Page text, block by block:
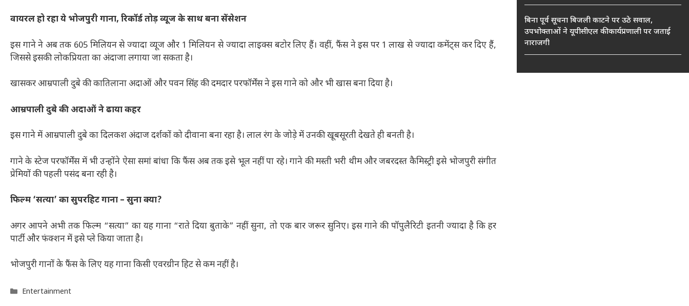
वायरल हो रहा ये भोजपुरी गाना, रिकॉर्ड तोड़ व्यूज के साथ बना सेंसेशन
इस गाने ने अब तक 605 मिलियन से ज्यादा व्यूज और 1 मिलियन से ज्यादा लाइक्स बटोर लिए हैं। वहीं, फैंस ने इस पर 1 लाख से ज्यादा कमेंट्स कर दिए हैं,
जिससे इसकी लोकप्रियता का अंदाजा लगाया जा सकता है।
खासकर आम्रपाली दुबे की कातिलाना अदाओं और पवन सिंह की दमदार परफॉर्मेंस ने इस गाने को और भी खास बना दिया है।
आम्रपाली दुबे की अदाओं ने ढाया कहर
इस गाने में आम्रपाली दुबे का दिलकश अंदाज दर्शकों को दीवाना बना रहा है। लाल रंग के जोड़े में उनकी खूबसूरती देखते ही बनती है।
गाने के स्टेज परफॉर्मेंस में भी उन्होंने ऐसा समां बांधा कि फैंस अब तक इसे भूल नहीं पा रहे। गाने की मस्ती भरी थीम और जबरदस्त कैमिस्ट्री इसे भोजपुरी संगीत
प्रेमियों की पहली पसंद बना रही है।
फिल्म ‘सत्या’ का सुपरहिट गाना – सुना क्या?
अगर आपने अभी तक फिल्म “सत्या” का यह गाना “राते दिया बुताके” नहीं सुना, तो एक बार जरूर सुनिए। इस गाने की पॉपुलैरिटी इतनी ज्यादा है कि हर
पार्टी और फंक्शन में इसे प्ले किया जाता है।
भोजपुरी गानों के फैंस के लिए यह गाना किसी एवरग्रीन हिट से कम नहीं है।
Categories
Entertainment
बिना पूर्व सूचना बिजली काटने पर उठे सवाल,
उपभोक्ताओं ने यूपीसीएल की कार्यप्रणाली पर जताई
नाराजगी